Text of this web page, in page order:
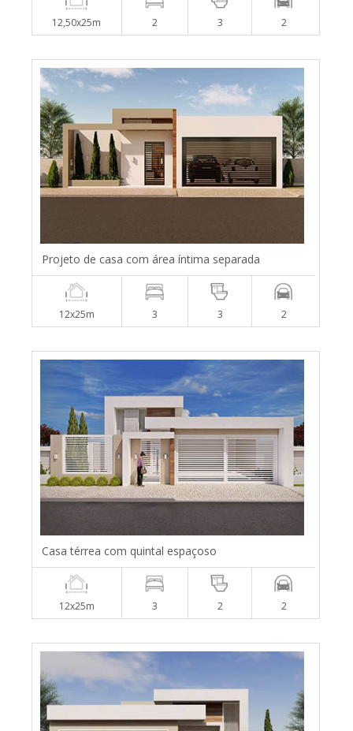
12,50x25m 2 3 2
Projeto de casa com área íntima separada
12x25m 3 3 2
Casa térrea com quintal espaçoso
12x25m 3 2 2